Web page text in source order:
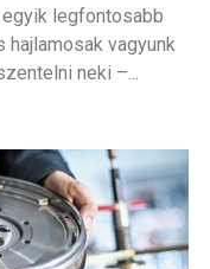
legfontosabb
vagyunk
neki –...